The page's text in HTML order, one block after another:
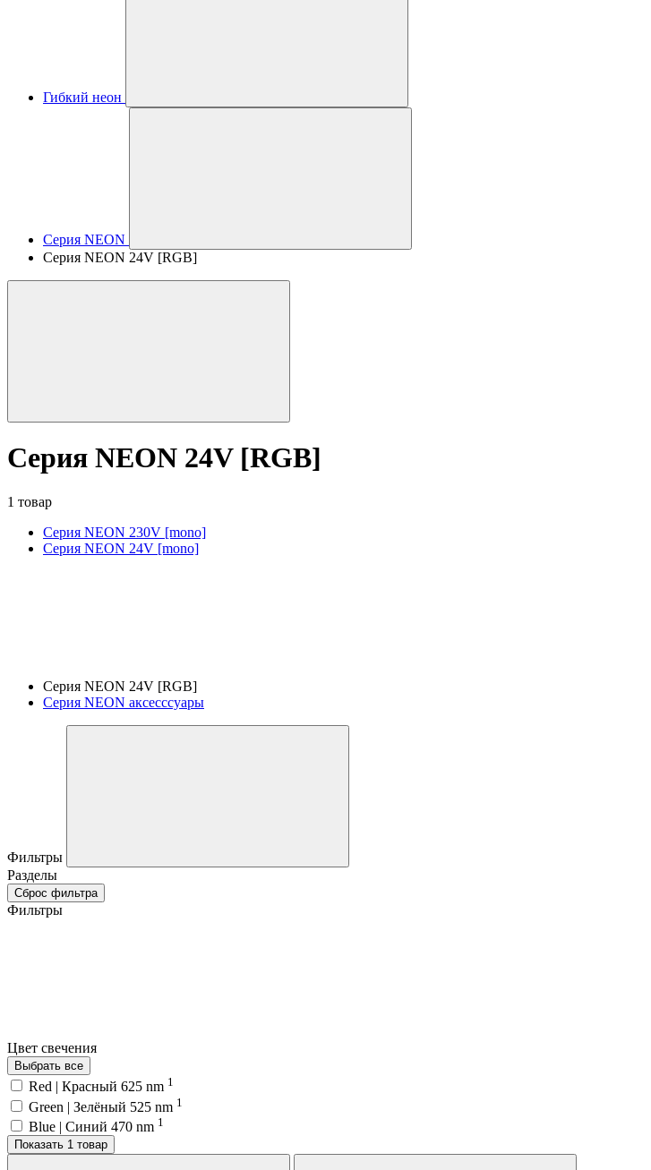
Гибкий неон
Серия NEON
Серия NEON 24V [RGB]
Серия NEON 24V [RGB]
1 товар
Серия NEON 230V [mono]
Серия NEON 24V [mono]
Серия NEON 24V [RGB]
Серия NEON аксесссуары
Фильтры
Разделы
Сброс фильтра
Фильтры
Цвет свечения
Выбрать все
Red | Красный 625 nm 1
Green | Зелёный 525 nm 1
Blue | Синий 470 nm 1
Показать 1 товар